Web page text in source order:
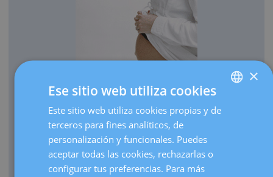
Cada año traemos al mundo más de 3.000 bebés.
Realizamos más de 30.000 ecografías de embarazo al
Como centro de referencia, hacemos más de 3.000
SPANISH
×
Ese sitio web utiliza cookies
Este sitio web utiliza cookies propias y de
terceros para fines analíticos, de
personalización y funcionales. Puedes
aceptar todas las cookies, rechazarlas o
configurar tus preferencias. Para más